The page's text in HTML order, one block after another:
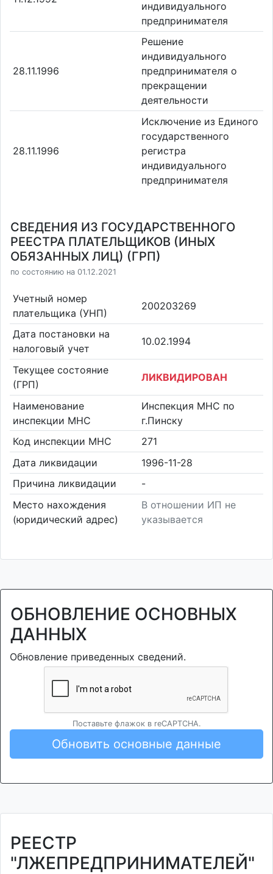
индивидуального
предпринимателя
28.11.1996
Решение
индивидуального
предпринимателя о
прекращении
деятельности
28.11.1996
Исключение из Единого
государственного
регистра
индивидуального
предпринимателя
СВЕДЕНИЯ ИЗ ГОСУДАРСТВЕННОГО
РЕЕСТРА ПЛАТЕЛЬЩИКОВ (ИНЫХ
ОБЯЗАННЫХ ЛИЦ) (ГРП)
по состоянию на 01.12.2021
Учетный номер
плательщика (УНП)
200203269
Дата постановки на
налоговый учет
10.02.1994
Текущее состояние
(ГРП)
ЛИКВИДИРОВАН
Наименование
инспекции МНС
Инспекция МНС по
г.Пинску
Код инспекции МНС
271
Дата ликвидации
1996-11-28
Причина ликвидации
-
Место нахождения
(юридический адрес)
В отношении ИП не
указывается
ОБНОВЛЕНИЕ ОСНОВНЫХ
ДАННЫХ
Обновление приведенных сведений.
Поставьте флажок в reCAPTCHA.
Обновить основные данные
РЕЕСТР
"ЛЖЕПРЕДПРИНИМАТЕЛЕЙ"